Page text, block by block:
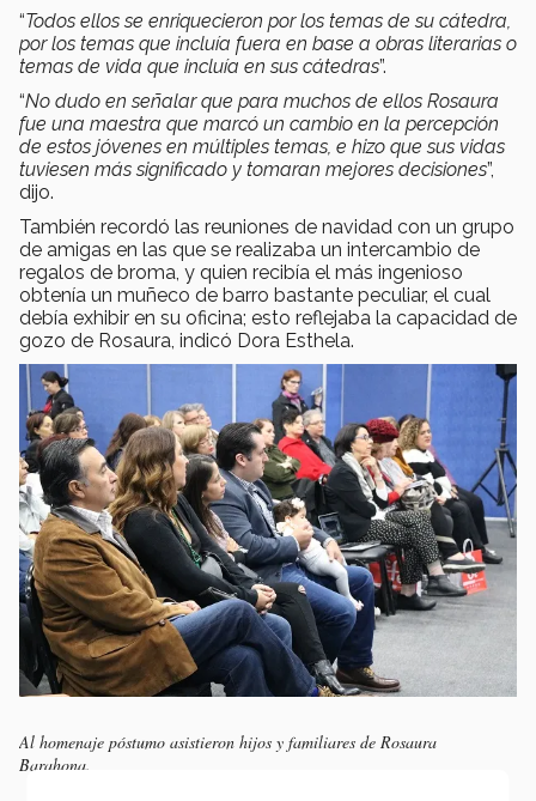
“Todos ellos se enriquecieron por los temas de su cátedra,
por los temas que incluía fuera en base a obras literarias o
temas de vida que incluía en sus cátedras”.
“No dudo en señalar que para muchos de ellos Rosaura
fue una maestra que marcó un cambio en la percepción
de estos jóvenes en múltiples temas, e hizo que sus vidas
tuviesen más significado y tomaran mejores decisiones”,
dijo.
También recordó las reuniones de navidad con un grupo
de amigas en las que se realizaba un intercambio de
regalos de broma, y quien recibía el más ingenioso
obtenía un muñeco de barro bastante peculiar, el cual
debía exhibir en su oficina; esto reflejaba la capacidad de
gozo de Rosaura, indicó Dora Esthela.
Al homenaje póstumo asistieron hijos y familiares de Rosaura
Barahona.